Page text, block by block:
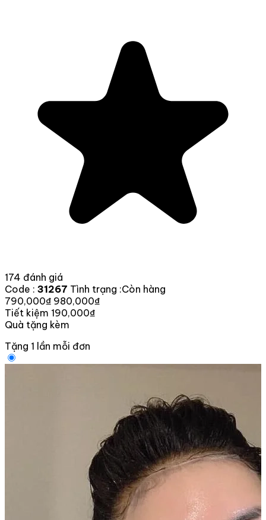
174 đánh giá
Code : 31267 Tình trạng :Còn hàng
790,000₫ 980,000₫
Tiết kiệm 190,000₫
Quà tặng kèm
Tặng 1 lần mỗi đơn